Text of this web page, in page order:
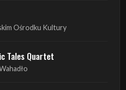
Ośrodku Kultury
Tales Quartet